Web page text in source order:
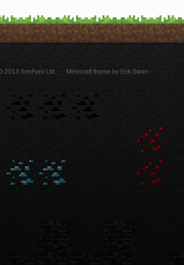
2013 XenForo Ltd.
Minecraft theme by Erik Swan.